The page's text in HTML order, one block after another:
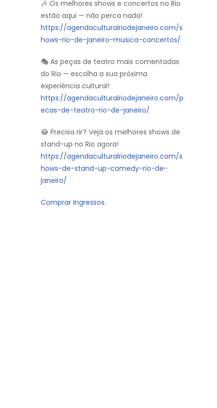
🎶 Os melhores shows e concertos no Rio
estão aqui — não perca nada!
https://agendaculturalriodejaneiro.com/s
hows-rio-de-janeiro-musica-concertos/
🎭 As peças de teatro mais comentadas
do Rio — escolha a sua próxima
experiência cultural!
https://agendaculturalriodejaneiro.com/p
ecas-de-teatro-rio-de-janeiro/
😂 Precisa rir? Veja os melhores shows de
stand-up no Rio agora!
https://agendaculturalriodejaneiro.com/s
hows-de-stand-up-comedy-rio-de-
janeiro/
Comprar Ingressos.